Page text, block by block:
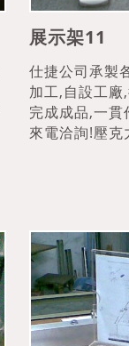
展示架11
仕捷公司承製
加工,自設工
完成成品,一
來電洽詢!壓克